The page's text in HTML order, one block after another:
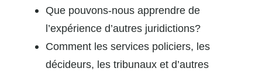
Que pouvons-nous apprendre de
l’expérience d’autres juridictions?
Comment les services policiers, les
décideurs, les tribunaux et d’autres